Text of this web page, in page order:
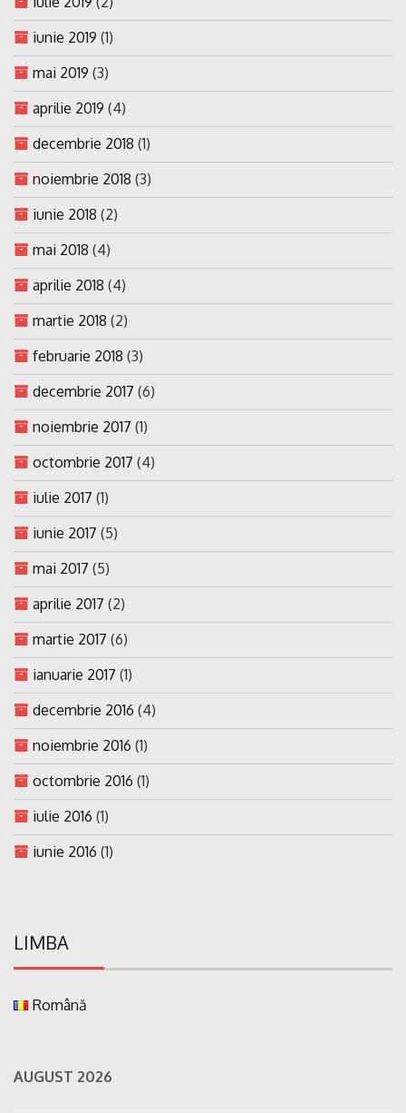
iunie 2019 (1)
mai 2019 (3)
aprilie 2019 (4)
decembrie 2018 (1)
noiembrie 2018 (3)
iunie 2018 (2)
mai 2018 (4)
aprilie 2018 (4)
martie 2018 (2)
februarie 2018 (3)
decembrie 2017 (6)
noiembrie 2017 (1)
octombrie 2017 (4)
iulie 2017 (1)
iunie 2017 (5)
mai 2017 (5)
aprilie 2017 (2)
martie 2017 (6)
ianuarie 2017 (1)
decembrie 2016 (4)
noiembrie 2016 (1)
octombrie 2016 (1)
iulie 2016 (1)
iunie 2016 (1)
LIMBA
Română
AUGUST 2026